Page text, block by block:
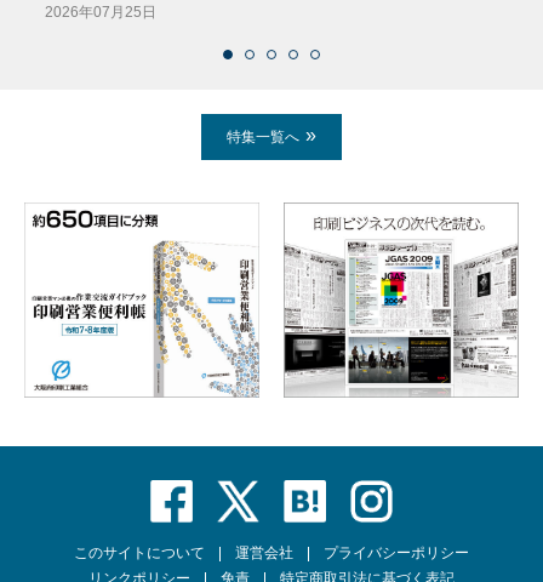
2026年07月25日
特集一覧へ
このサイトについて 運営会社
プライバシーポリシー